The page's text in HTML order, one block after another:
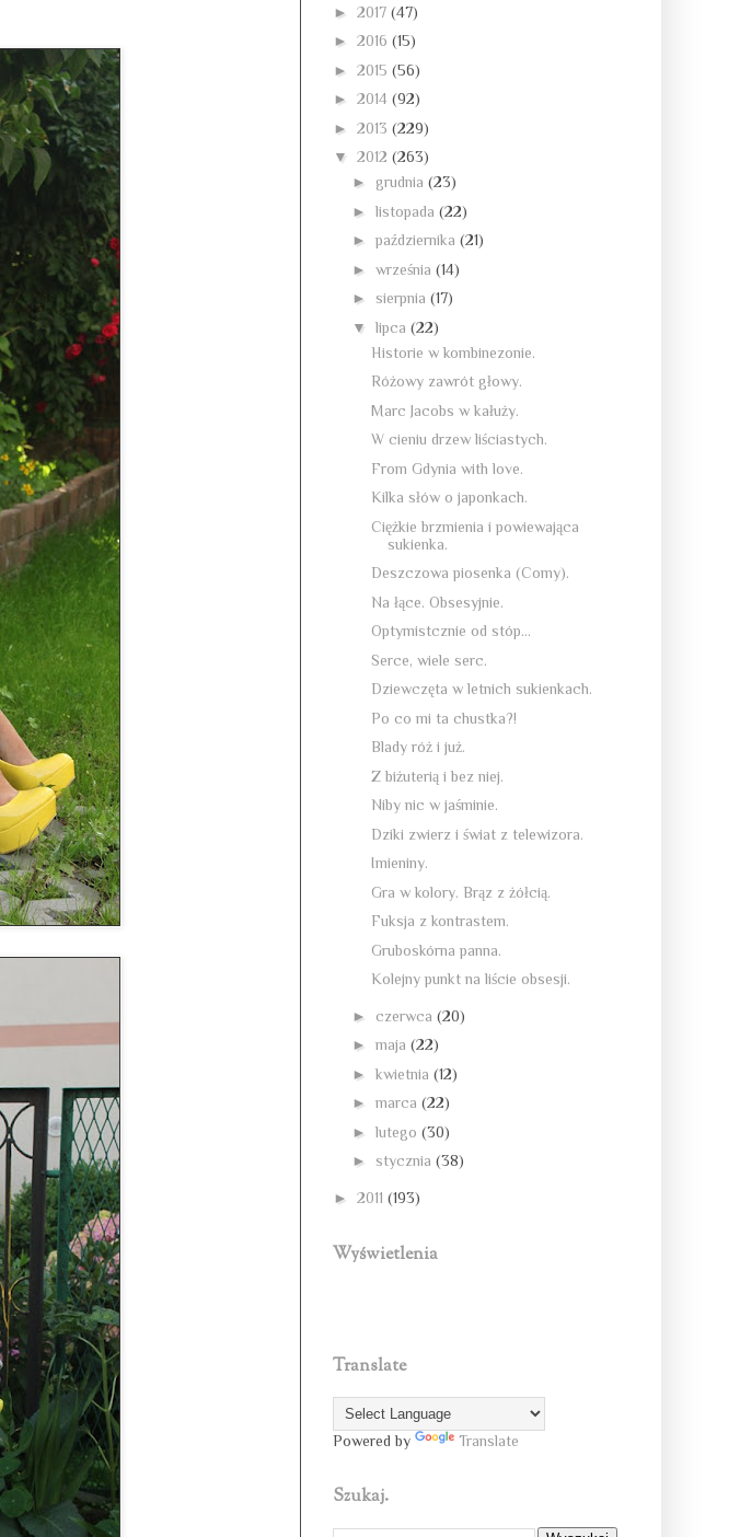
► 2017 (47)
► 2016 (15)
► 2015 (56)
► 2014 (92)
► 2013 (229)
▼ 2012 (263)
► grudnia (23)
► listopada (22)
► października (21)
► września (14)
► sierpnia (17)
▼ lipca (22)
Historie w kombinezonie.
Różowy zawrót głowy.
Marc Jacobs w kałuży.
W cieniu drzew liściastych.
From Gdynia with love.
Kilka słów o japonkach.
Ciężkie brzmienia i powiewająca
sukienka.
Deszczowa piosenka (Comy).
Na łące. Obsesyjnie.
Optymistcznie od stóp...
Serce, wiele serc.
Dziewczęta w letnich sukienkach.
Po co mi ta chustka?!
Blady róż i już.
Z biżuterią i bez niej.
Niby nic w jaśminie.
Dziki zwierz i świat z telewizora.
Imieniny.
Gra w kolory. Brąz z żółcią.
Fuksja z kontrastem.
Gruboskórna panna.
Kolejny punkt na liście obsesji.
► czerwca (20)
► maja (22)
► kwietnia (12)
► marca (22)
► lutego (30)
► stycznia (38)
► 2011 (193)
Wyświetlenia
Translate
Powered by Translate
Szukaj.